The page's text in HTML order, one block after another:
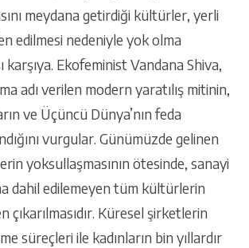
meydana getirdiği kültürler, yerli
edilmesi nedeniyle yok olma
karşıya. Ekofeminist Vandana Shiva,
adı verilen modern yaratılış mitinin,
ve Üçüncü Dünya’nın feda
vurgular. Günümüzde gelinen
yoksullaşmasının ötesinde, sanayi
dahil edilemeyen tüm kültürlerin
çıkarılmasıdır. Küresel şirketlerin
süreçleri ile kadınların bin yıllardır